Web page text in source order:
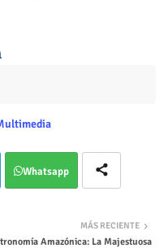
Whatsapp
MÁS RECIENTE
Amazónica: La Majestuosa